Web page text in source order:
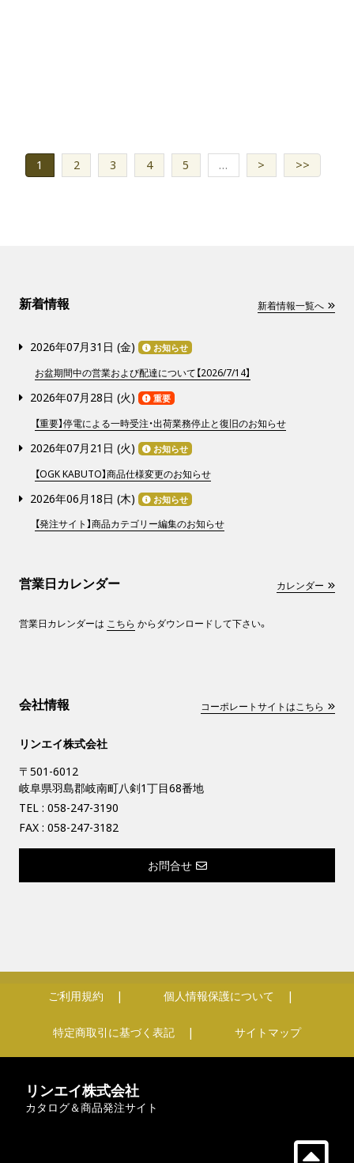
1 2 3 4 5 … > >>
新着情報 新着情報一覧へ
2026年07月31日 (金) お知らせ
お盆期間中の営業および配達について【2026/7/14】
2026年07月28日 (火) 重要
【重要】停電による一時受注・出荷業務停止と復旧のお知らせ
2026年07月21日 (火) お知らせ
【OGK KABUTO】商品仕様変更のお知らせ
2026年06月18日 (木) お知らせ
【発注サイト】商品カテゴリー編集のお知らせ
営業日カレンダー カレンダー
営業日カレンダーは こちら からダウンロードして下さい。
会社情報 コーポレートサイトはこちら
リンエイ株式会社
〒501-6012
岐阜県羽島郡岐南町八剣1丁目68番地
TEL : 058-247-3190
FAX : 058-247-3182
お問合せ
ご利用規約 個人情報保護について
特定商取引に基づく表記 サイトマップ
リンエイ株式会社
カタログ＆商品発注サイト